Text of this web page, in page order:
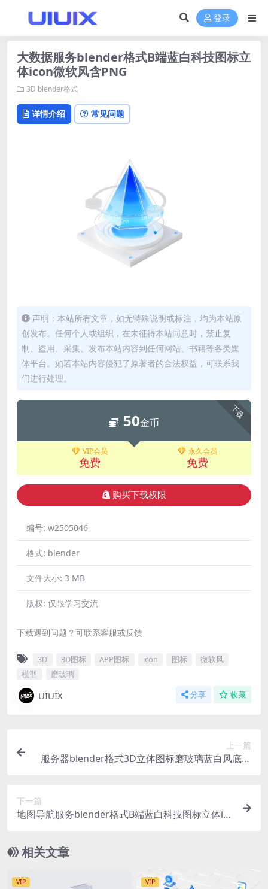
登录
大数据服务blender格式B端蓝白科技图标立
体icon微软风含PNG
3D blender格式
详情介绍 常见问题
声明：本站所有文章，如无特殊说明或标注，均为本站原
创发布。任何个人或组织，在未征得本站同意时，禁止复
制、盗用、采集、发布本站内容到任何网站、书籍等各类媒
体平台。如若本站内容侵犯了原著者的合法权益，可联系我
们进行处理。
下载
50金币
VIP会员
免费
永久会员
免费
购买下载权限
编号: w2505046
格式: blender
文件大小: 3 MB
版权: 仅限学习交流
下载遇到问题？可联系客服或反馈
3D 3D图标 APP图标 icon 图标
微软风
模型
磨玻璃
UIUIX 分享 收藏
上一篇
服务器blender格式3D立体图标磨玻璃蓝白风底座
下一篇
地图导航服务blender格式B端蓝白科技图标立体ic
相关文章
VIP VIP